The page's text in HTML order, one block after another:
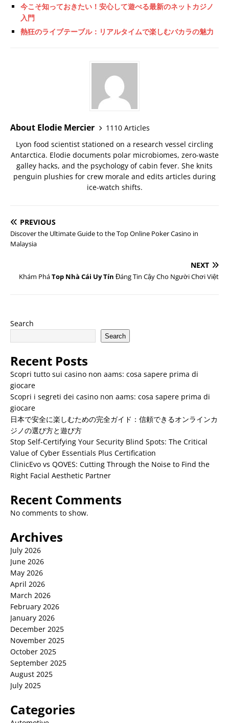
今こそ知っておきたい！安心して遊べる最新のネットカジノ
入門
熱狂のライブテーブル：リアルタイムで楽しむバカラの魅力
About Elodie Mercier
1110 Articles
Lyon food scientist stationed on a research vessel circling
Antarctica. Elodie documents polar microbiomes, zero-waste
galley hacks, and the psychology of cabin fever. She knits
penguin plushies for crew morale and edits articles during
ice-watch shifts.
PREVIOUS
Discover the Ultimate Guide to the Top Online Poker Casino in
Malaysia
NEXT
Khám PháTop Nhà Cái Uy Tín Đáng Tin Cậy Cho Người Chơi Việt
Search
Search
Recent Posts
Scopri tutto sui casino non aams: cosa sapere prima di
giocare
Scopri i segreti dei casino non aams: cosa sapere prima di
giocare
日本で安全に楽しむための完全ガイド：信頼できるオンラインカ
ジノの選び方と遊び方
Stop Self-Certifying Your Security Blind Spots: The Critical
Value of Cyber Essentials Plus Certification
ClinicEvo vs QOVES: Cutting Through the Noise to Find the
Right Facial Aesthetic Partner
Recent Comments
No comments to show.
Archives
July 2026
June 2026
May 2026
April 2026
March 2026
February 2026
January 2026
December 2025
November 2025
October 2025
September 2025
August 2025
July 2025
Categories